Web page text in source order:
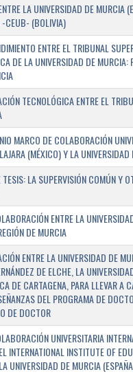
LA UNIVERSIDAD DE MURCIA
-CEUB- (BOLIVIA)
ENTRE EL TRIBUNAL
DE LA UNIVERSIDAD DE
TECNOLÓGICA ENTRE EL
MARCO DE COLABORACIÓN
(MÉXICO) Y LA
LA SUPERVISIÓN COMÚN Y
ENTRE LA
DE MURCIA
ENTRE LA UNIVERSIDAD DE
DE ELCHE, LA
DE CARTAGENA, PARA LLEVAR A
DEL PROGRAMA DE
DE DOCTOR
UNIVERSITARIA
INTERNATIONAL INSTITUTE OF
UNIVERSIDAD DE MURCIA